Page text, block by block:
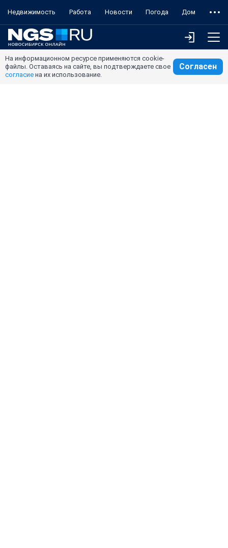
Недвижимость Работа Новости Погода Дом
На информационном ресурсе применяются cookie-
файлы. Оставаясь на сайте, вы подтверждаете свое
согласие на их использование.
Согласен